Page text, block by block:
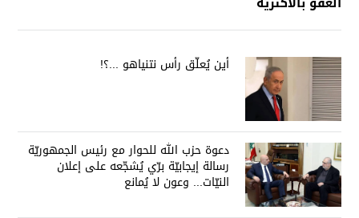
أين يُعلّق رأس نتنياهو ...؟!
دعوة حزب الله للحوار مع رئيس الجمهوريّة
رسالة إيجابيّة برّي يُشجّعه على إعلان
النيّات... وعون لا يُمانع